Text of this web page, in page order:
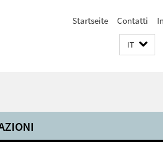
Startseite Contatti
IT